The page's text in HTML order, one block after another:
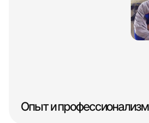
Опыт и профессионализм